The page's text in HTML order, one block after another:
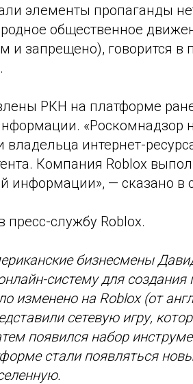
элементы пропаганды
общественное
и запрещено), говорится
РКН на платформе
«Роскомнадзор
владельца интернет-
Компания Roblox
информации», — сказано в
пресс-службу Roblox.
бизнесмены
систему для создания
изменено на Roblox (от
сетевую игру,
появился набор
стали появляться